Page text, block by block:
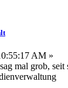
AM »
mal grob, seit